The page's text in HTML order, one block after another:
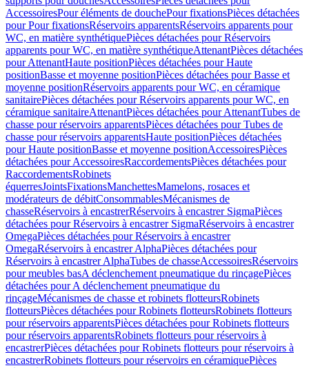
AccessoiresPour éléments de douchePour fixationsPièces détachées
pour Pour fixationsRéservoirs apparentsRéservoirs apparents pour
WC, en matière synthétiquePièces détachées pour Réservoirs
apparents pour WC, en matière synthétiqueAttenantPièces détachées
pour AttenantHaute positionPièces détachées pour Haute
positionBasse et moyenne positionPièces détachées pour Basse et
moyenne positionRéservoirs apparents pour WC, en céramique
sanitairePièces détachées pour Réservoirs apparents pour WC, en
céramique sanitaireAttenantPièces détachées pour AttenantTubes de
chasse pour réservoirs apparentsPièces détachées pour Tubes de
chasse pour réservoirs apparentsHaute positionPièces détachées
pour Haute positionBasse et moyenne positionAccessoiresPièces
détachées pour AccessoiresRaccordementsPièces détachées pour
RaccordementsRobinets
équerresJointsFixationsManchettesMamelons, rosaces et
modérateurs de débitConsommablesMécanismes de
chasseRéservoirs à encastrerRéservoirs à encastrer SigmaPièces
détachées pour Réservoirs à encastrer SigmaRéservoirs à encastrer
OmegaPièces détachées pour Réservoirs à encastrer
OmegaRéservoirs à encastrer AlphaPièces détachées pour
Réservoirs à encastrer AlphaTubes de chasseAccessoiresRéservoirs
pour meubles basA déclenchement pneumatique du rinçagePièces
détachées pour A déclenchement pneumatique du
rinçageMécanismes de chasse et robinets flotteursRobinets
flotteursPièces détachées pour Robinets flotteursRobinets flotteurs
pour réservoirs apparentsPièces détachées pour Robinets flotteurs
pour réservoirs apparentsRobinets flotteurs pour réservoirs à
encastrerPièces détachées pour Robinets flotteurs pour réservoirs à
encastrerRobinets flotteurs pour réservoirs en céramiquePièces